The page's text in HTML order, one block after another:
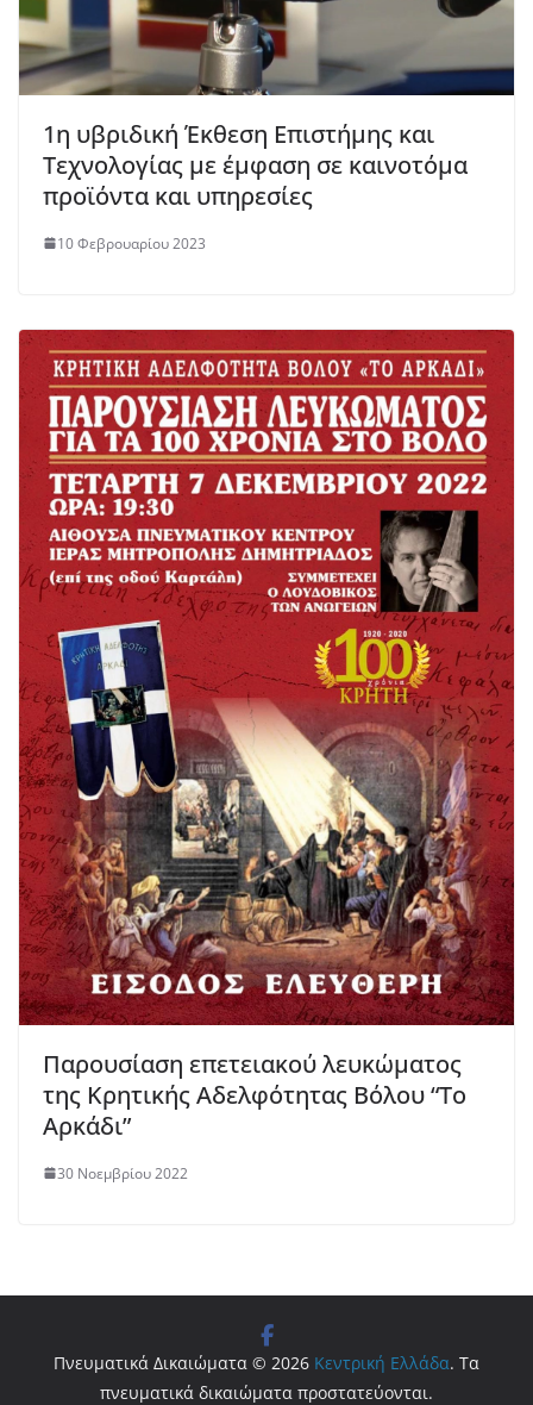
1η υβριδική Έκθεση Επιστήμης και
Τεχνολογίας με έμφαση σε καινοτόμα
προϊόντα και υπηρεσίες
10 Φεβρουαρίου 2023
Παρουσίαση επετειακού λευκώματος
της Κρητικής Αδελφότητας Βόλου “Το
Αρκάδι”
30 Νοεμβρίου 2022
Πνευματικά Δικαιώματα © 2026 Κεντρική Ελλάδα. Τα
πνευματικά δικαιώματα προστατεύονται.